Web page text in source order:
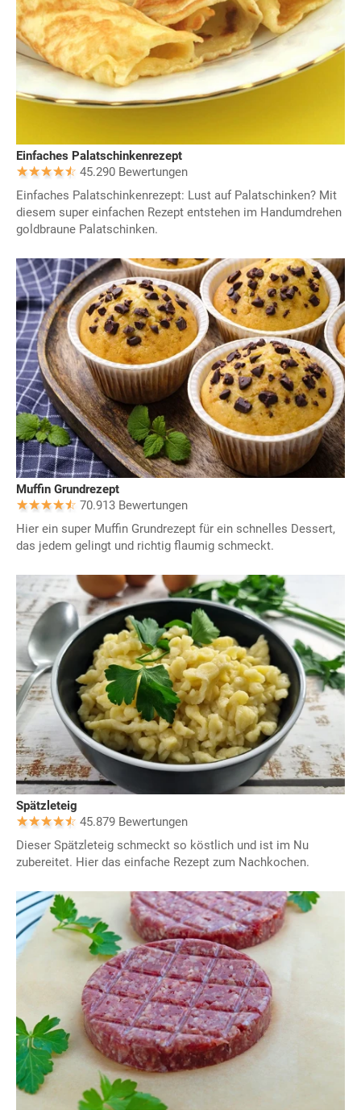
Einfaches Palatschinkenrezept
45.290 Bewertungen
Einfaches Palatschinkenrezept: Lust auf Palatschinken? Mit
diesem super einfachen Rezept entstehen im Handumdrehen
goldbraune Palatschinken.
Muffin Grundrezept
70.913 Bewertungen
Hier ein super Muffin Grundrezept für ein schnelles Dessert,
das jedem gelingt und richtig flaumig schmeckt.
Spätzleteig
45.879 Bewertungen
Dieser Spätzleteig schmeckt so köstlich und ist im Nu
zubereitet. Hier das einfache Rezept zum Nachkochen.